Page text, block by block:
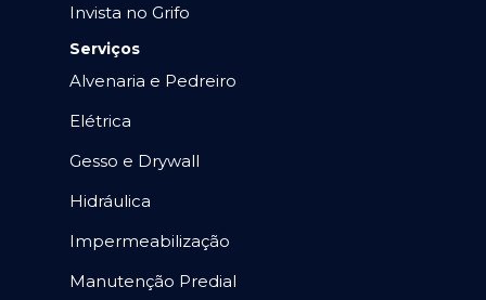
Invista no Grifo
Serviços
Alvenaria e Pedreiro
Elétrica
Gesso e Drywall
Hidráulica
Impermeabilização
Manutenção Predial